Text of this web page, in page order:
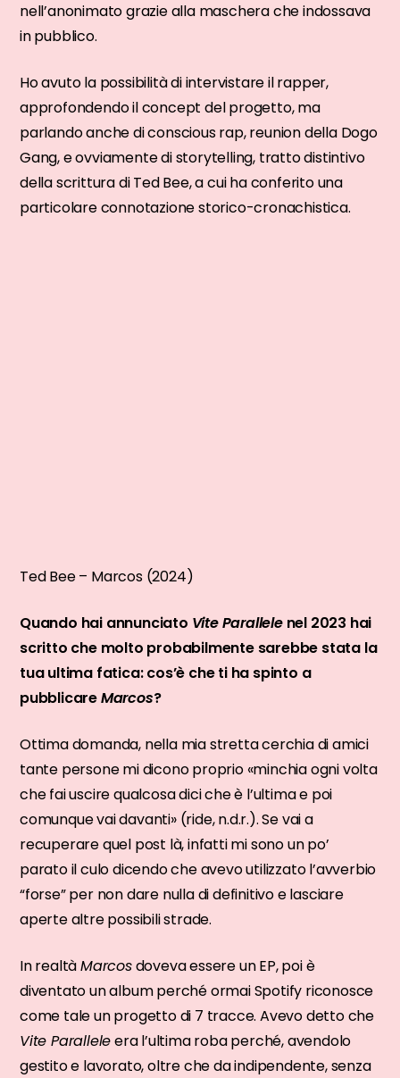
nell’anonimato grazie alla maschera che indossava
in pubblico.
Ho avuto la possibilità di intervistare il rapper,
approfondendo il concept del progetto, ma
parlando anche di conscious rap, reunion della Dogo
Gang, e ovviamente di storytelling, tratto distintivo
della scrittura di Ted Bee, a cui ha conferito una
particolare connotazione storico-cronachistica.
Ted Bee – Marcos (2024)
Quando hai annunciato Vite Parallelenel 2023 hai
scritto che molto probabilmente sarebbe stata la
tua ultima fatica: cos’è che ti ha spinto a
pubblicareMarcos?
Ottima domanda, nella mia stretta cerchia di amici
tante persone mi dicono proprio «minchia ogni volta
che fai uscire qualcosa dici che è l’ultima e poi
comunque vai davanti» (ride, n.d.r.). Se vai a
recuperare quel post là, infatti mi sono un po’
parato il culo dicendo che avevo utilizzato l’avverbio
“forse” per non dare nulla di definitivo e lasciare
aperte altre possibili strade.
In realtàMarcosdoveva essere un EP, poi è
diventato un album perché ormai Spotify riconosce
come tale un progetto di 7 tracce. Avevo detto che
Vite Paralleleera l’ultima roba perché, avendolo
gestito e lavorato, oltre che da indipendente, senza